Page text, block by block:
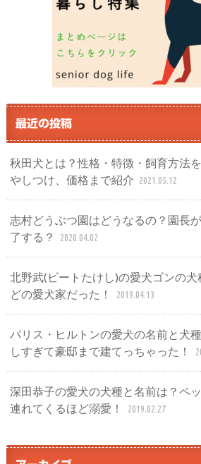
最近の投稿
秋田犬とは？性格・特徴・飼育方法
やしつけ、価格まで紹介 2021.05.12
志村どうぶつ園はどうなるの？園長
了する？
2020.04.02
北野武(ビートたけし)の愛犬ゴンの犬
どの愛犬家だった！
2019.04.13
パリス・ヒルトンの愛犬の名前と犬
しすぎて豪邸まで建てっちゃった！
深田恭子の愛犬の犬種と名前は？ペ
連れてくるほど溺愛！
2019.02.27